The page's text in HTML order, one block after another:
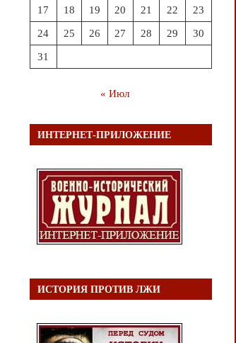
17 18 19 20 21 22 23
24 25 26 27 28 29 30
31
« Июл
ИНТЕРНЕТ-ПРИЛОЖЕНИЕ
ИСТОРИЯ ПРОТИВ ЛЖИ